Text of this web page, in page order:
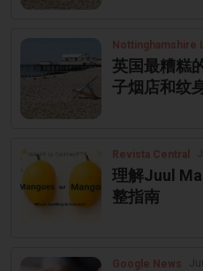
Nottinghamshire
英国最糟糕
子烟店和纹
Revista Central
理解Juul
整指南
Google News